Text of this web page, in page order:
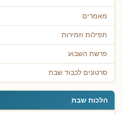
מאמרים
תפילות וזמירות
פרשת השבוע
סרטונים לכבוד שבת
הלכות שבת